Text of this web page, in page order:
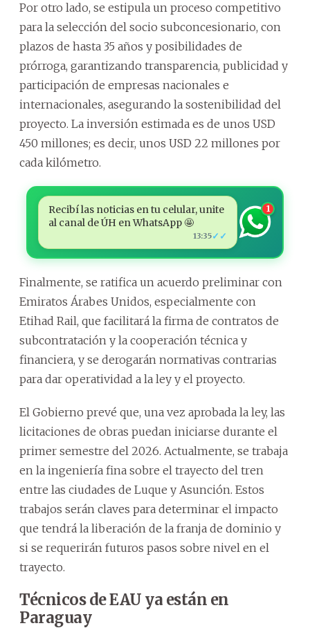
Por otro lado, se estipula un proceso competitivo
para la selección del socio subconcesionario, con
plazos de hasta 35 años y posibilidades de
prórroga, garantizando transparencia, publicidad y
participación de empresas nacionales e
internacionales, asegurando la sostenibilidad del
proyecto. La inversión estimada es de unos USD
450 millones; es decir, unos USD 22 millones por
cada kilómetro.
Recibí las noticias en tu celular, unite
al canal de ÚH en WhatsApp 🤩
13:35✓✓
1
Finalmente, se ratifica un acuerdo preliminar con
Emiratos Árabes Unidos, especialmente con
Etihad Rail, que facilitará la firma de contratos de
subcontratación y la cooperación técnica y
financiera, y se derogarán normativas contrarias
para dar operatividad a la ley y el proyecto.
El Gobierno prevé que, una vez aprobada la ley, las
licitaciones de obras puedan iniciarse durante el
primer semestre del 2026. Actualmente, se trabaja
en la ingeniería fina sobre el trayecto del tren
entre las ciudades de Luque y Asunción. Estos
trabajos serán claves para determinar el impacto
que tendrá la liberación de la franja de dominio y
si se requerirán futuros pasos sobre nivel en el
trayecto.
Técnicos de EAU ya están en
Paraguay